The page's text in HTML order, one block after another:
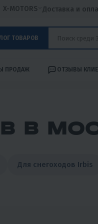
X-MOTORS Доставка и
ТОВАРОВ
ПРОДАЖ ОТЗЫВЫ
В
Для снегоходов Irbis